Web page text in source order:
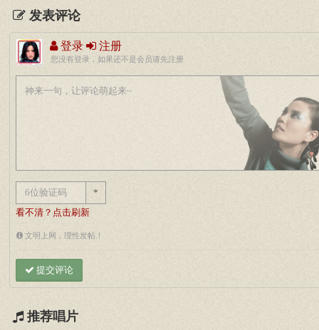
发表评论
登录 注册
您没有登录，如果还不是会员请先注册
*
看不清？点击刷新
文明上网，理性发帖！
提交评论
推荐唱片